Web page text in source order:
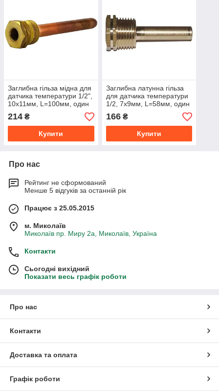
Заглибна гільза мідна для
датчика температури 1/2",
10х11мм, L=100мм, один
зонд
214 ₴
Купити
Заглибна латунна гільза
для датчика температури
1/2, 7х9мм, L=58мм, один
зонд
166₴
Купити
Про нас
Рейтинг не сформований
Менше 5 відгуків за останній рік
Працює з 25.05.2015
м. Миколаїв
Миколаїв пр. Миру 2а, Миколаїв, Україна
Контакти
Сьогодні вихідний
Показати весь графік роботи
Про нас
Контакти
Доставка та оплата
Графік роботи